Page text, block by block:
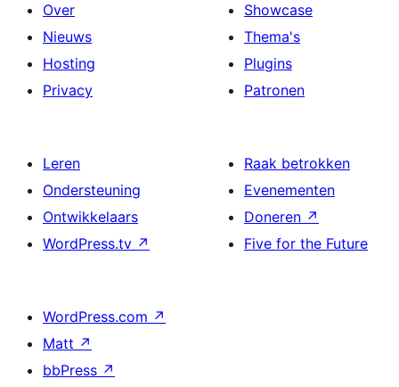
Over
Nieuws
Hosting
Privacy
Showcase
Thema's
Plugins
Patronen
Leren
Ondersteuning
Ontwikkelaars
WordPress.tv ↗
Raak betrokken
Evenementen
Doneren ↗
Five for the Future
WordPress.com ↗
Matt ↗
bbPress ↗